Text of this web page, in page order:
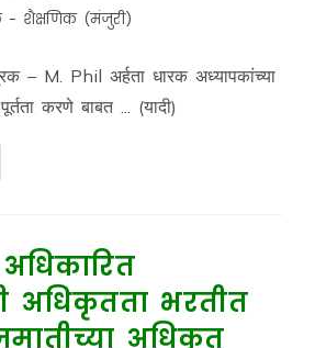
- शैक्षणिक (मंजुरी)
– M. Phil अर्हता धारक अध्यापकांच्या
करणे बाबत ... (यादी)
अधिकृतता भरतीत
अधिकृत